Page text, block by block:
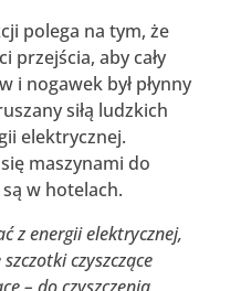
polega na tym, że
przejścia, aby cały
i nogawek był płynny
siłą ludzkich
elektrycznej.
maszynami do
w hotelach.
z energii elektrycznej,
czyszczące